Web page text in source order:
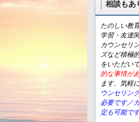
相談もあ
たのしい教
学習・友達
カウンセリ
ズなど積極
をいただい
的な事情が
ます、気軽
ウンセリン
必要です／
定も可能で